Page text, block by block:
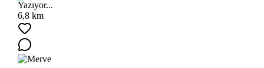
Yazıyor...
6,8 km